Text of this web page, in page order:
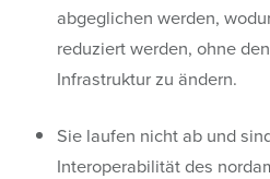
abgeglichen werden,
reduziert werden, ohne
Infrastruktur zu ändern.
Sie laufen nicht ab und
Interoperabilität des